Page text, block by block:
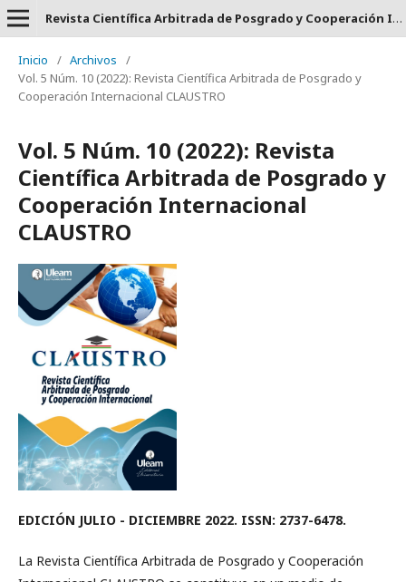
Revista Científica Arbitrada de Posgrado y Cooperación Internacional CLAUSTRO - ISSN: 2737-6478.
Inicio / Archivos
/
Vol. 5 Núm. 10 (2022): Revista Científica Arbitrada de Posgrado y
Cooperación Internacional CLAUSTRO
Vol. 5 Núm. 10 (2022): Revista
Científica Arbitrada de Posgrado y
Cooperación Internacional
CLAUSTRO
EDICIÓN JULIO - DICIEMBRE 2022. ISSN: 2737-6478.
La Revista Científica Arbitrada de Posgrado y Cooperación